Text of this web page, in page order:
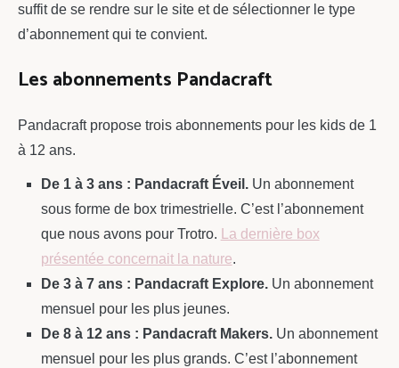
suffit de se rendre sur le site et de sélectionner le type
d’abonnement qui te convient.
Les abonnements Pandacraft
Pandacraft propose trois abonnements pour les kids de 1
à 12 ans.
De 1 à 3 ans : Pandacraft Éveil.Un abonnement
sous forme de box trimestrielle. C’est l’abonnement
que nous avons pour Trotro.
La dernière box
présentée concernait la nature.
De 3 à 7 ans : Pandacraft Explore.Un abonnement
mensuel pour les plus jeunes.
De 8 à 12 ans : Pandacraft Makers.Un abonnement
mensuel pour les plus grands. C’est l’abonnement